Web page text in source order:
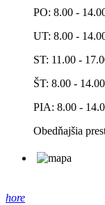
PO: 8.00 -
UT: 8.00 -
ST: 11.00 -
ŠT: 8.00 -
PIA: 8.00 -
Obedňajšia
hore